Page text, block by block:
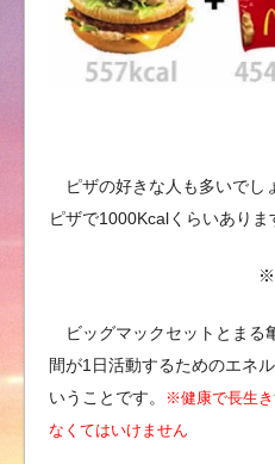
ピザの好きな人も多いでし
ピザで1000Kcalくらいありま
※
ビッグマックセットとまる
間が1日活動するためのエネ
いうことです。
※健康で長生き
なくてはいけません